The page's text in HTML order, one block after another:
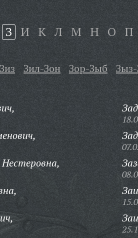
З И К Л М Н О П
Зил-Зон Зор-Зыб Зыз-